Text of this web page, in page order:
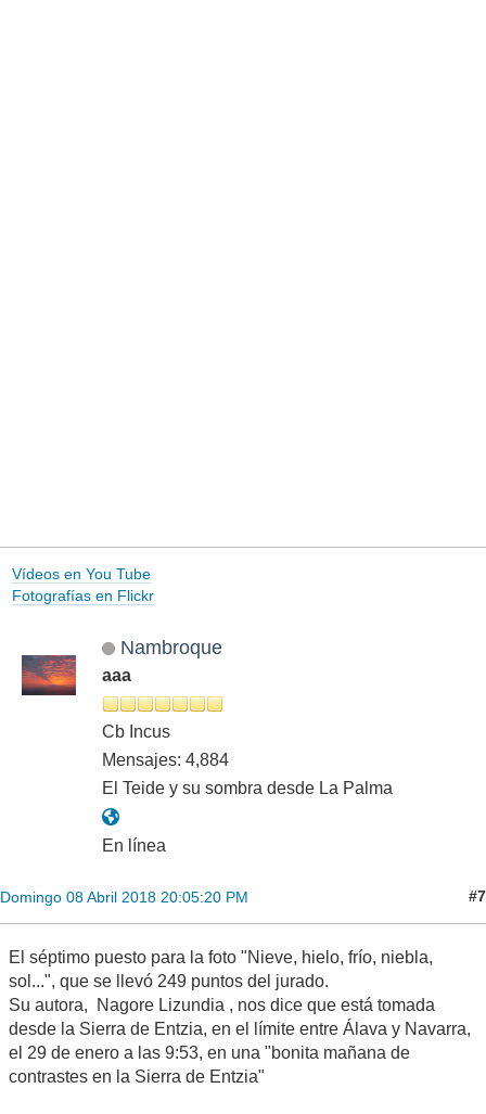
Vídeos en You Tube
Fotografías en Flickr
Nambroque
aaa
Cb Incus
Mensajes: 4,884
El Teide y su sombra desde La Palma
En línea
Domingo 08 Abril 2018 20:05:20 PM #7
El séptimo puesto para la foto "Nieve, hielo, frío, niebla,
sol...", que se llevó 249 puntos del jurado.
Su autora, Nagore Lizundia , nos dice que está tomada
desde la Sierra de Entzia, en el límite entre Álava y Navarra,
el 29 de enero a las 9:53, en una "bonita mañana de
contrastes en la Sierra de Entzia"